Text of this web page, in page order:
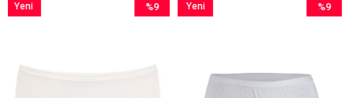
Yeni
Yeni